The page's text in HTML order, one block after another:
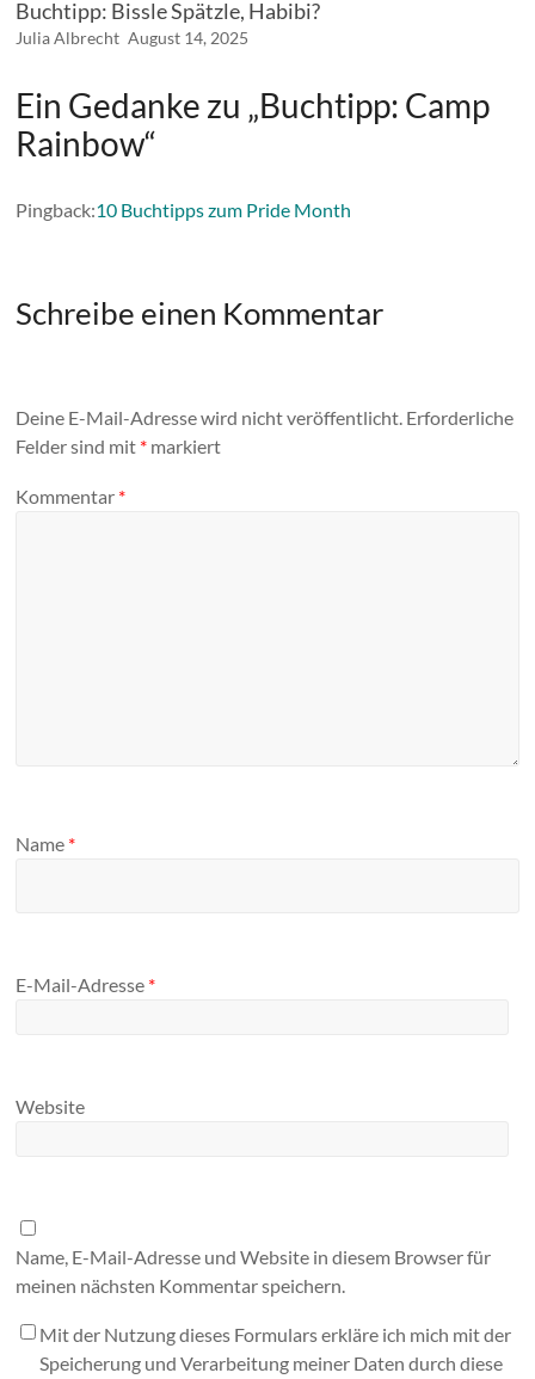
Buchtipp: Bissle Spätzle, Habibi?
Julia Albrecht August 14, 2025
Ein Gedanke zu „Buchtipp: Camp
Rainbow“
Pingback:10 Buchtipps zum Pride Month
Schreibe einen Kommentar
Deine E-Mail-Adresse wird nicht veröffentlicht. Erforderliche
Felder sind mit * markiert
Kommentar *
Name *
E-Mail-Adresse *
Website
Name, E-Mail-Adresse und Website in diesem Browser für
meinen nächsten Kommentar speichern.
Mit der Nutzung dieses Formulars erkläre ich mich mit der
Speicherung und Verarbeitung meiner Daten durch diese